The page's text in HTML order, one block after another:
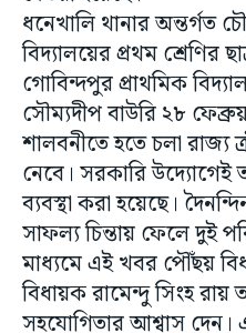
ধনেখালি থানার অন্তর্গত
বিদ্যালয়ের প্রথম শ্রেণির
গোবিন্দপুর প্রাথমিক
সৌম্যদীপ বাউরি ২৮
শালবনীতে হতে চলা রাজ্য
নেবে। সরকারি উদ্যোগেই
ব্যবস্থা করা হয়েছে।
সাফল্য চিন্তায় ফেলে দুই
মাধ্যমে এই খবর পৌঁছয়
বিধায়ক রামেন্দু সিংহ
সহযোগিতার আশ্বাস দেন।